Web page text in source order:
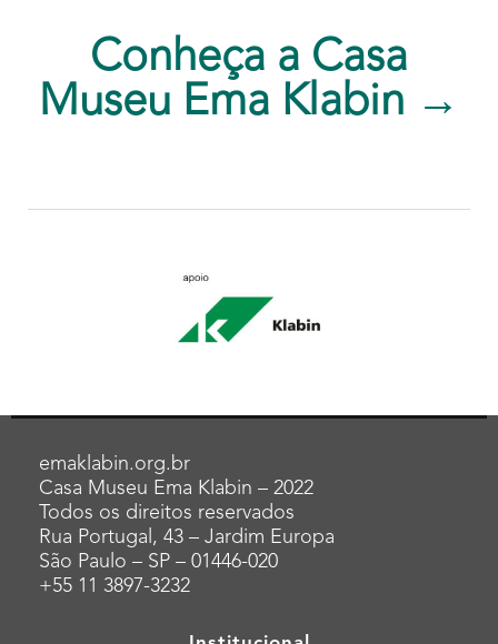
Conheça a Casa
Museu Ema Klabin →
emaklabin.org.br
Casa Museu Ema Klabin – 2022
Todos os direitos reservados
Rua Portugal, 43 – Jardim Europa
São Paulo – SP – 01446-020
+55 11 3897-3232